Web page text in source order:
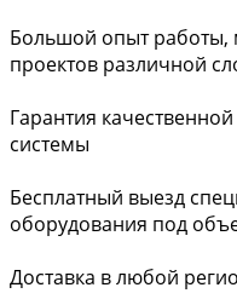
Большой опыт работы,
проектов различной
Гарантия
системы
Бесплатный выезд
оборудования под
Доставка в любой